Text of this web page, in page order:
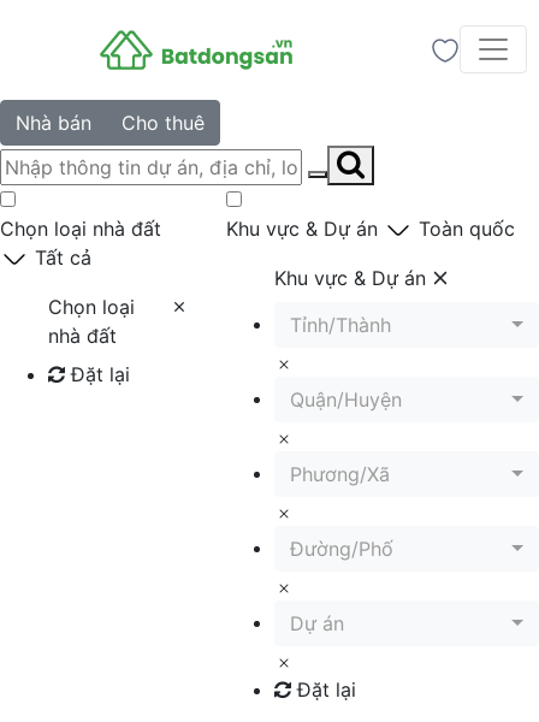
Nhà bán Cho thuê
Chọn loại nhà đất
Tất cả
Chọn loại
nhà đất
Đặt lại
Khu vực & Dự án Toàn quốc
Khu vực & Dự án
Tỉnh/Thành
Quận/Huyện
Phương/Xã
Đường/Phố
Dự án
Đặt lại